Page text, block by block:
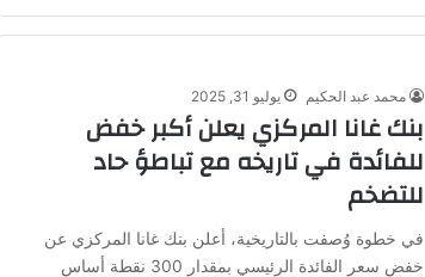
محمد عبد الحكيم يوليو 31, 2025
بنك غانا المركزي يعلن أكبر خفض
للفائدة في تاريخه مع تباطؤ حاد
للتضخم
في خطوة وُصفت بالتاريخية، أعلن بنك غانا المركزي عن
خفض سعر الفائدة الرئيسي بمقدار 300 نقطة أساس